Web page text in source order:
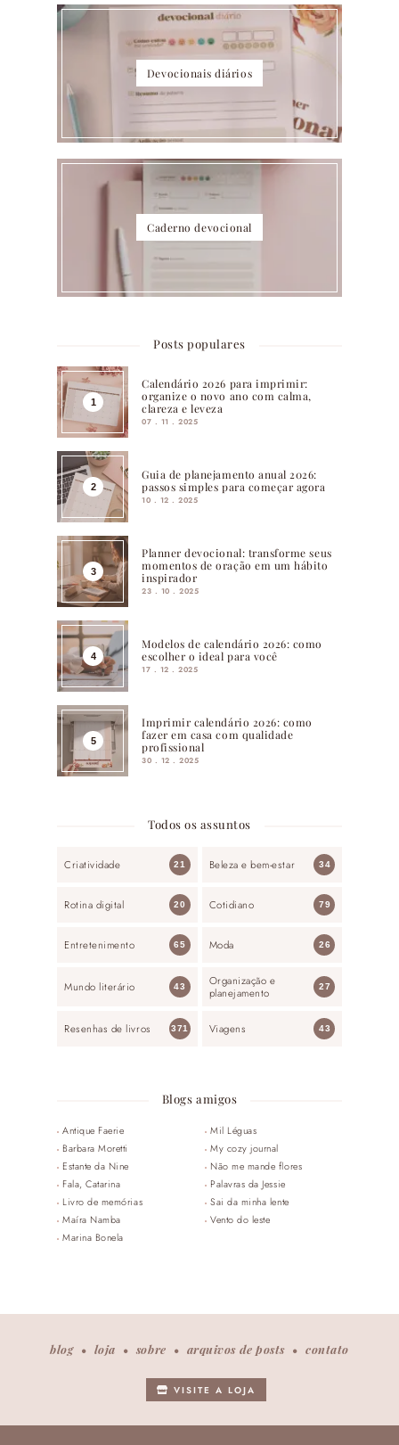
Devocionais diários
Caderno devocional
Posts populares
Calendário 2026 para imprimir:
organize o novo ano com calma,
clareza e leveza
07 . 11 . 2025
Guia de planejamento anual 2026:
passos simples para começar agora
10 . 12 . 2025
Planner devocional: transforme seus
momentos de oração em um hábito
inspirador
23 . 10 . 2025
Modelos de calendário 2026: como
escolher o ideal para você
17 . 12 . 2025
Imprimir calendário 2026: como
fazer em casa com qualidade
profissional
30 . 12 . 2025
Todos os assuntos
Criatividade 21 Beleza e bem-estar 34
Rotina digital 20 Cotidiano 79
Entretenimento 65 Moda 26
Mundo literário 43
Organização e
planejamento
27
Resenhas de livros 371 Viagens 43
Blogs amigos
Antique Faerie
Barbara Moretti
Estante da Nine
Fala, Catarina
Livro de memórias
Maíra Namba
Marina Bonela
Mil Léguas
My cozy journal
Não me mande flores
Palavras da Jessie
Sai da minha lente
Vento do leste
blog loja sobre arquivos de posts contato
VISITE A LOJA